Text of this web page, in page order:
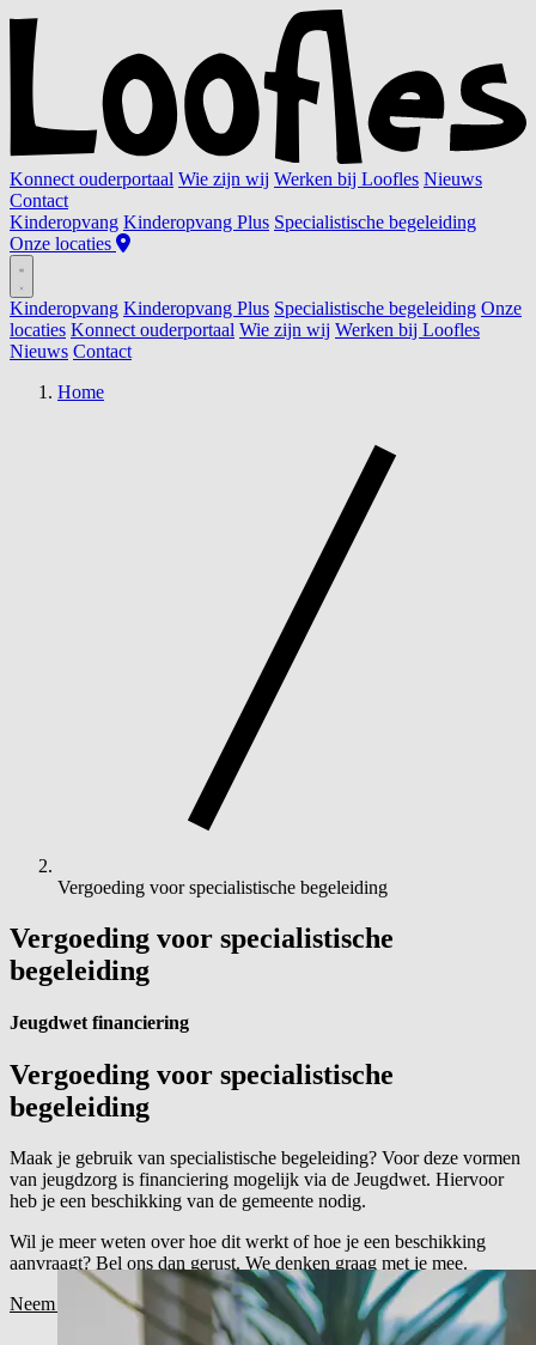
Konnect ouderportaal Wie zijn wij Werken bij Loofles Nieuws
Contact
Kinderopvang Kinderopvang Plus Specialistische begeleiding
Onze locaties
Kinderopvang Kinderopvang Plus Specialistische begeleiding Onze
locaties Konnect ouderportaal Wie zijn wij Werken bij Loofles
Nieuws Contact
Home
Vergoeding voor specialistische begeleiding
Vergoeding voor specialistische
begeleiding
Jeugdwet financiering
Vergoeding voor specialistische
begeleiding
Maak je gebruik van specialistische begeleiding? Voor deze vormen
van jeugdzorg is financiering mogelijk via de Jeugdwet. Hiervoor
heb je een beschikking van de gemeente nodig.
Wil je meer weten over hoe dit werkt of hoe je een beschikking
aanvraagt? Bel ons dan gerust. We denken graag met je mee.
Neem contact op